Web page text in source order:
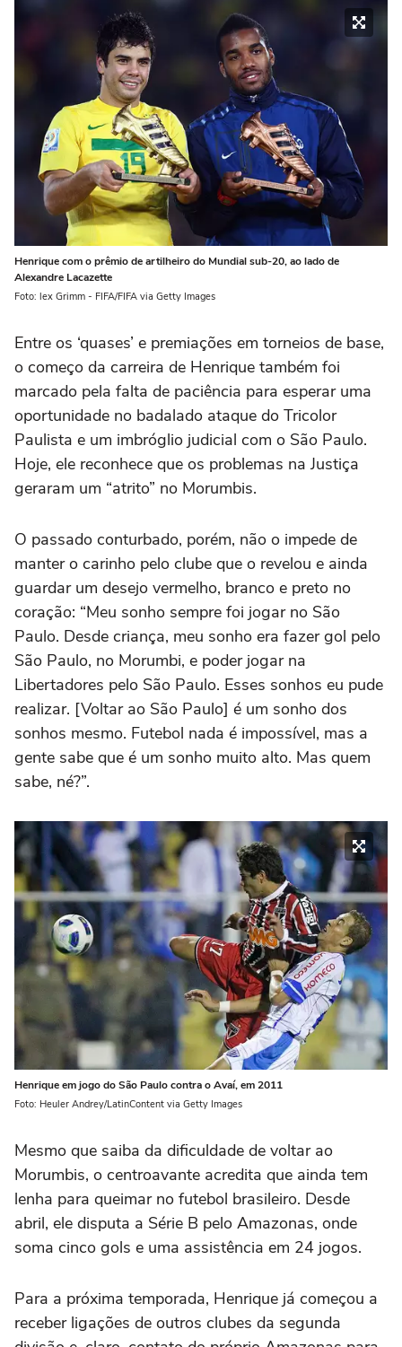
Henrique com o prêmio de artilheiro do Mundial sub-20, ao lado de
Alexandre Lacazette
Foto: lex Grimm - FIFA/FIFA via Getty Images
Entre os ‘quases’ e premiações em torneios de base,
o começo da carreira de Henrique também foi
marcado pela falta de paciência para esperar uma
oportunidade no badalado ataque do Tricolor
Paulista e um imbróglio judicial com o São Paulo.
Hoje, ele reconhece que os problemas na Justiça
geraram um “atrito” no Morumbis.
O passado conturbado, porém, não o impede de
manter o carinho pelo clube que o revelou e ainda
guardar um desejo vermelho, branco e preto no
coração: “Meu sonho sempre foi jogar no São
Paulo. Desde criança, meu sonho era fazer gol pelo
São Paulo, no Morumbi, e poder jogar na
Libertadores pelo São Paulo. Esses sonhos eu pude
realizar. [Voltar ao São Paulo] é um sonho dos
sonhos mesmo. Futebol nada é impossível, mas a
gente sabe que é um sonho muito alto. Mas quem
sabe, né?”.
Henrique em jogo do São Paulo contra o Avaí, em 2011
Foto: Heuler Andrey/LatinContent via Getty Images
Mesmo que saiba da dificuldade de voltar ao
Morumbis, o centroavante acredita que ainda tem
lenha para queimar no futebol brasileiro. Desde
abril, ele disputa a Série B pelo Amazonas, onde
soma cinco gols e uma assistência em 24 jogos.
Para a próxima temporada, Henrique já começou a
receber ligações de outros clubes da segunda